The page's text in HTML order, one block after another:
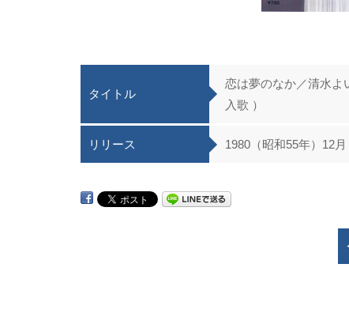
タイトル
恋は夢のなか／清水
入歌 ）
リリース 1980（昭和55年）12月